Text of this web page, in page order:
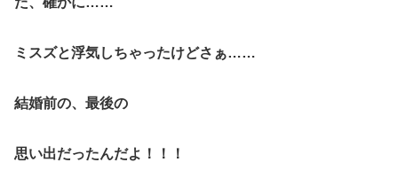
ミスズと浮気しちゃったけどさぁ……
結婚前の、最後の
思い出だったんだよ！！！